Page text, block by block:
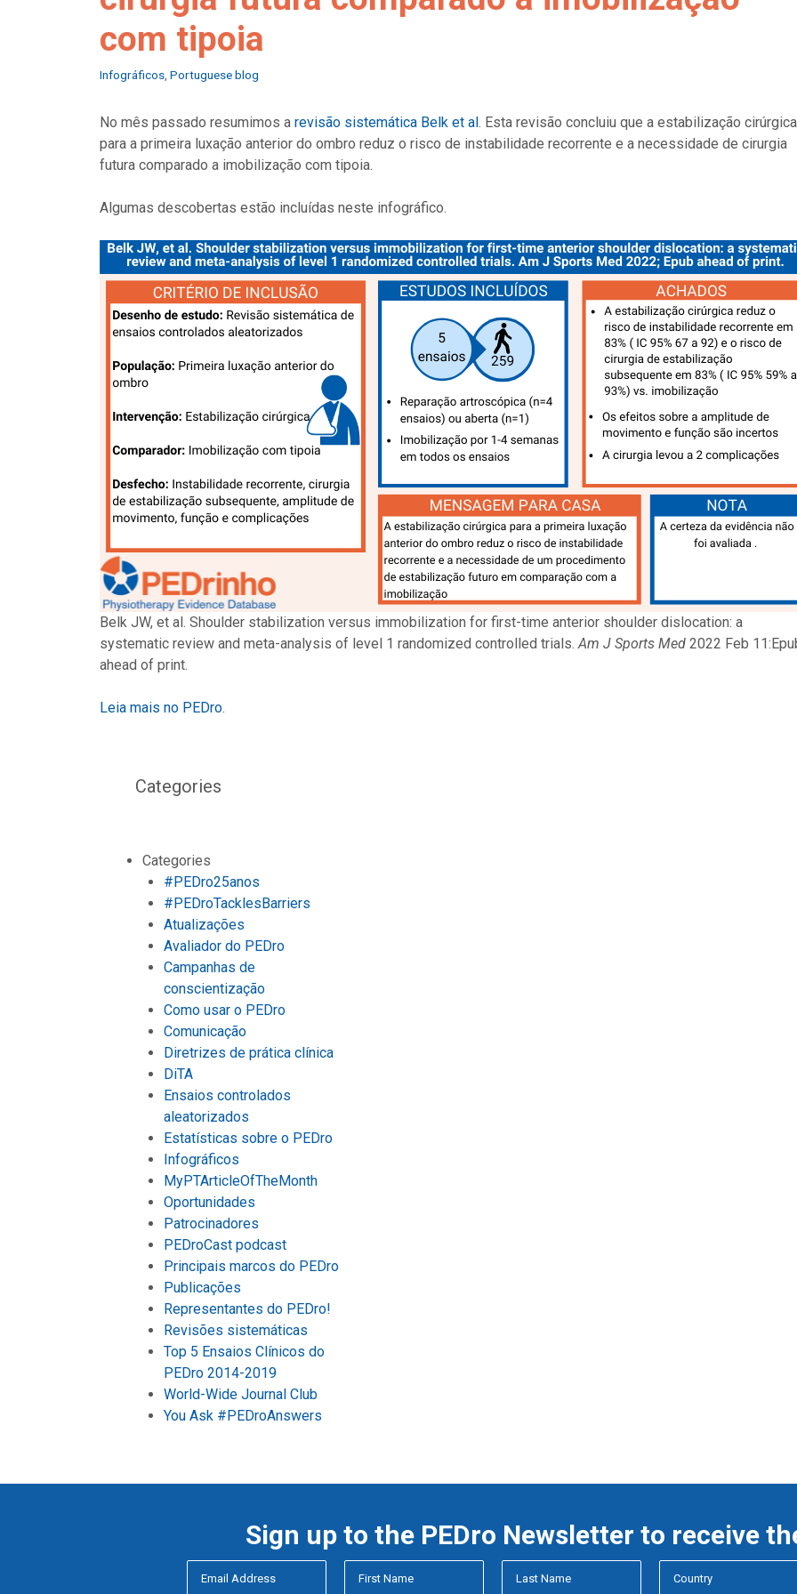
com tipoia
Categories
Infográficos Portuguese blog
No mês passado resumimos a revisão sistemática Belk et al. Esta revisão concluiu que a estabilização cirúrgica
para a primeira luxação anterior do ombro reduz o risco de instabilidade recorrente e a necessidade de cirurgia
futura comparado a imobilização com tipoia.
Algumas descobertas estão incluídas neste infográfico.
Belk JW, et al. Shoulder stabilization versus immobilization for first-time anterior shoulder dislocation: a
systematic review and meta-analysis of level 1 randomized controlled trials. Am J Sports Med 2022 Feb
ahead of print.
Leia mais no PEDro.
Categories
Categories
#PEDro25anos
#PEDroTacklesBarriers
Atualizações
Avaliador do PEDro
Campanhas de
conscientização
Como usar o PEDro
Comunicação
Diretrizes de prática clínica
DiTA
Ensaios controlados
aleatorizados
Estatísticas sobre o PEDro
Infográficos
MyPTArticleOfTheMonth
Oportunidades
Patrocinadores
PEDroCast podcast
Principais marcos do PEDro
Publicações
Representantes do PEDro!
Revisões sistemáticas
Top 5 Ensaios Clínicos do
PEDro 2014-2019
World-Wide Journal Club
You Ask #PEDroAnswers
Sign up to the PEDro Newsletter to receive